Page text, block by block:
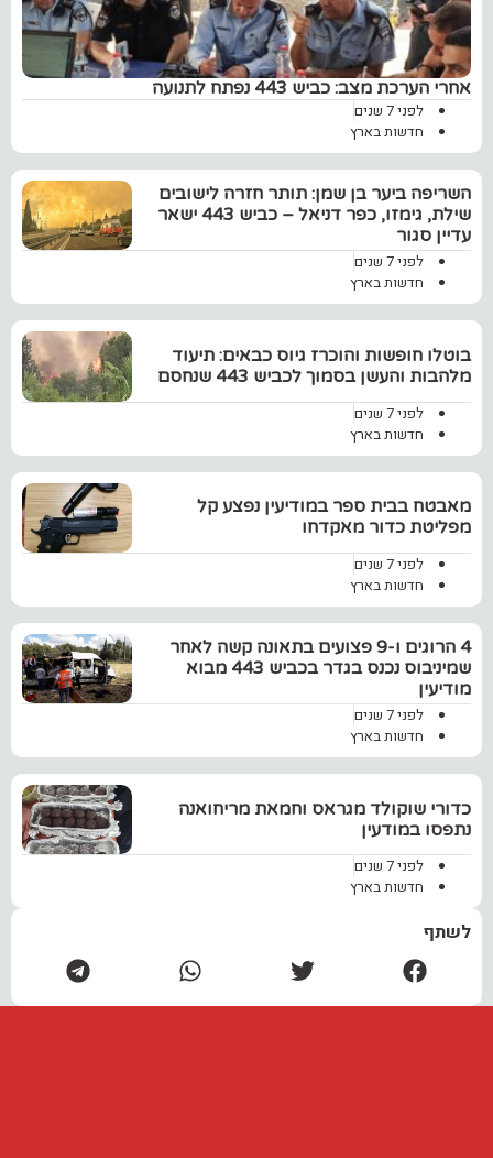
אחרי הערכת מצב: כביש 443 נפתח לתנועה
לפני 7 שנים
חדשות בארץ
השריפה ביער בן שמן: תותר חזרה לישובים
שילת, גימזו, כפר דניאל – כביש 443 ישאר
עדיין סגור
לפני 7 שנים
חדשות בארץ
בוטלו חופשות והוכרז גיוס כבאים: תיעוד
מלהבות והעשן בסמוך לכביש 443 שנחסם
לפני 7 שנים
חדשות בארץ
‏מאבטח בבית ספר במודיעין נפצע קל
מפליטת כדור מאקדחו
לפני 7 שנים
חדשות בארץ
4 הרוגים ו-9 פצועים בתאונה קשה לאחר
שמיניבוס נכנס בגדר בכביש 443 מבוא
מודיעין
לפני 7 שנים
חדשות בארץ
כדורי שוקולד מגראס וחמאת מריחואנה
נתפסו במודעין
לפני 7 שנים
חדשות בארץ
לשתף